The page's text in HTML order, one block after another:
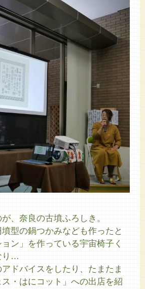
、奈良の古墳ふろしき。
型の鍋つかみなども作ったと
ン」を作っている宇宙椅子く
り…
ドバイスをしたり、たまたま
・はにコット」への出店を紹